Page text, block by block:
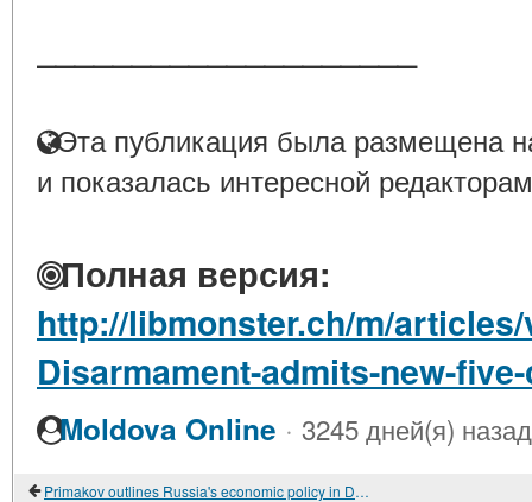
Эта публикация была размещена
и показалась интересной
Полная версия:
http://libmonster.ch/m/
Disarmament-admits-new-
Moldova Online · 3245 дней(я) назад
Primakov outlines Russia's economic policy in Davos